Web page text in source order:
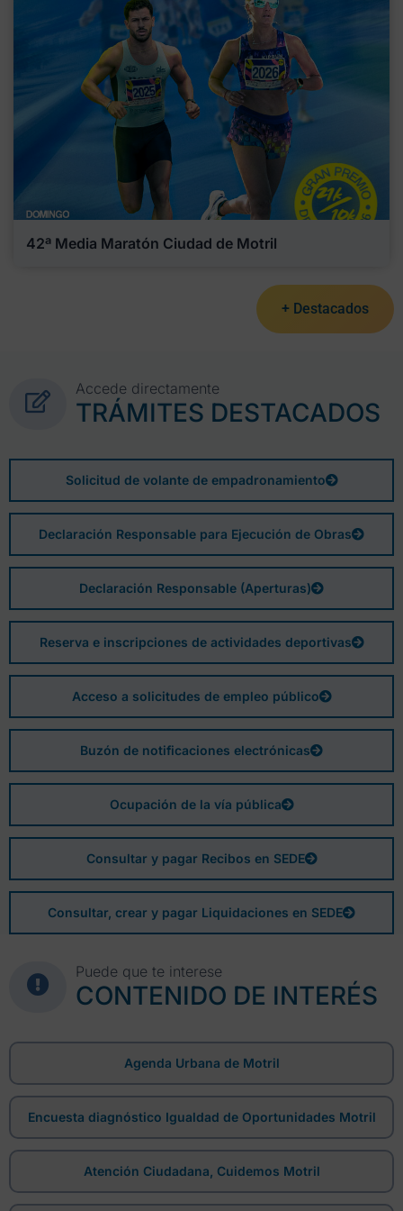
42ª Media Maratón Ciudad de Motril
+ Destacados
Accede directamente
TRÁMITES DESTACADOS
Solicitud de volante de empadronamiento
Declaración Responsable para Ejecución de Obras
Declaración Responsable (Aperturas)
Reserva e inscripciones de actividades deportivas
Acceso a solicitudes de empleo público
Buzón de notificaciones electrónicas
Ocupación de la vía pública
Consultar y pagar Recibos en SEDE
Consultar, crear y pagar Liquidaciones en SEDE
Puede que te interese
CONTENIDO DE INTERÉS
Agenda Urbana de Motril
Encuesta diagnóstico Igualdad de Oportunidades Motril
Atención Ciudadana, Cuidemos Motril